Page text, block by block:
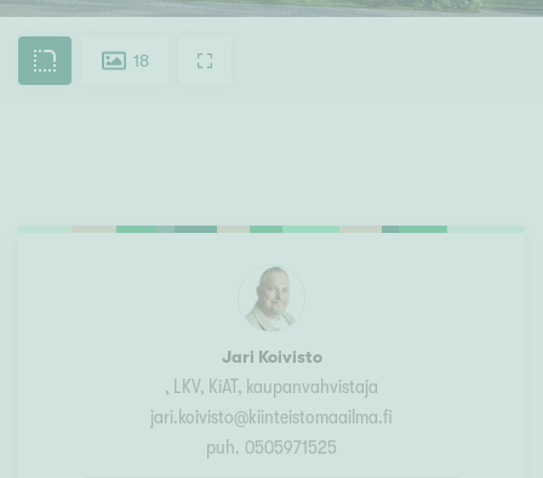
18
Jari Koivisto
, LKV, KiAT, kaupanvahvistaja
jari.koivisto@kiinteistomaailma.fi
puh. 0505971525